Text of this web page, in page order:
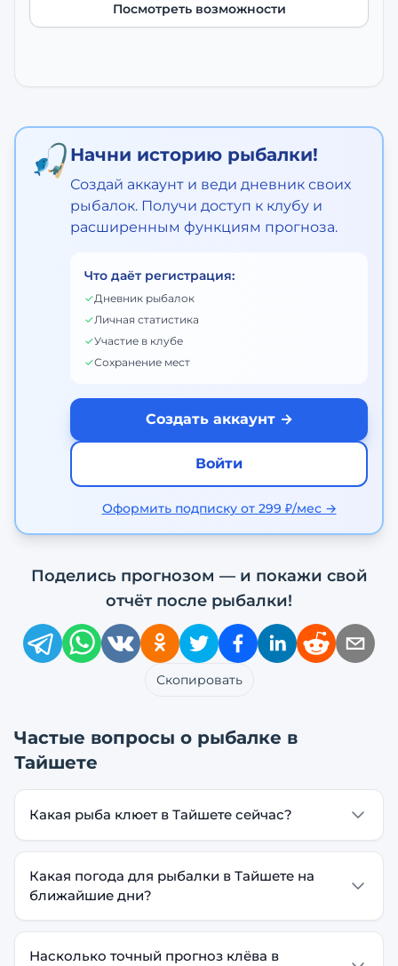
Посмотреть возможности
🎣 Начни историю рыбалки!
Создай аккаунт и веди дневник своих
рыбалок. Получи доступ к клубу и
расширенным функциям прогноза.
Что даёт регистрация:
✓Дневник рыбалок
✓Личная статистика
✓Участие в клубе
✓Сохранение мест
Создать аккаунт →
Войти
Оформить подписку от 299 ₽/мес →
Поделись прогнозом — и покажи свой
отчёт после рыбалки!
Скопировать
Частые вопросы о рыбалке в
Тайшете
Какая рыба клюет в Тайшете сейчас?
Какая погода для рыбалки в Тайшете на
ближайшие дни?
Насколько точный прогноз клёва в